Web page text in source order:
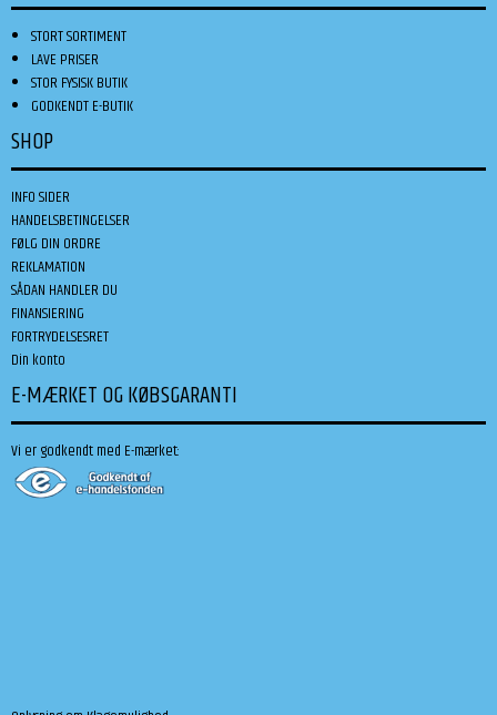
STORT SORTIMENT
LAVE PRISER
STOR FYSISK BUTIK
GODKENDT E-BUTIK
SHOP
INFO SIDER
HANDELSBETINGELSER
FØLG DIN ORDRE
REKLAMATION
SÅDAN HANDLER DU
FINANSIERING
FORTRYDELSESRET
Din konto
E-MÆRKET OG KØBSGARANTI
Vi er godkendt med E-mærket: